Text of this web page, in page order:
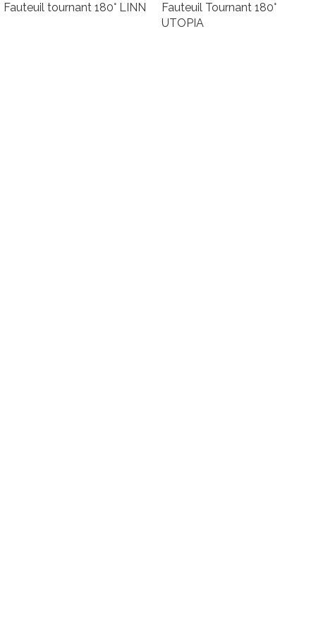
Fauteuil tournant 180° LINN
Fauteuil Tournant 180°
UTOPIA